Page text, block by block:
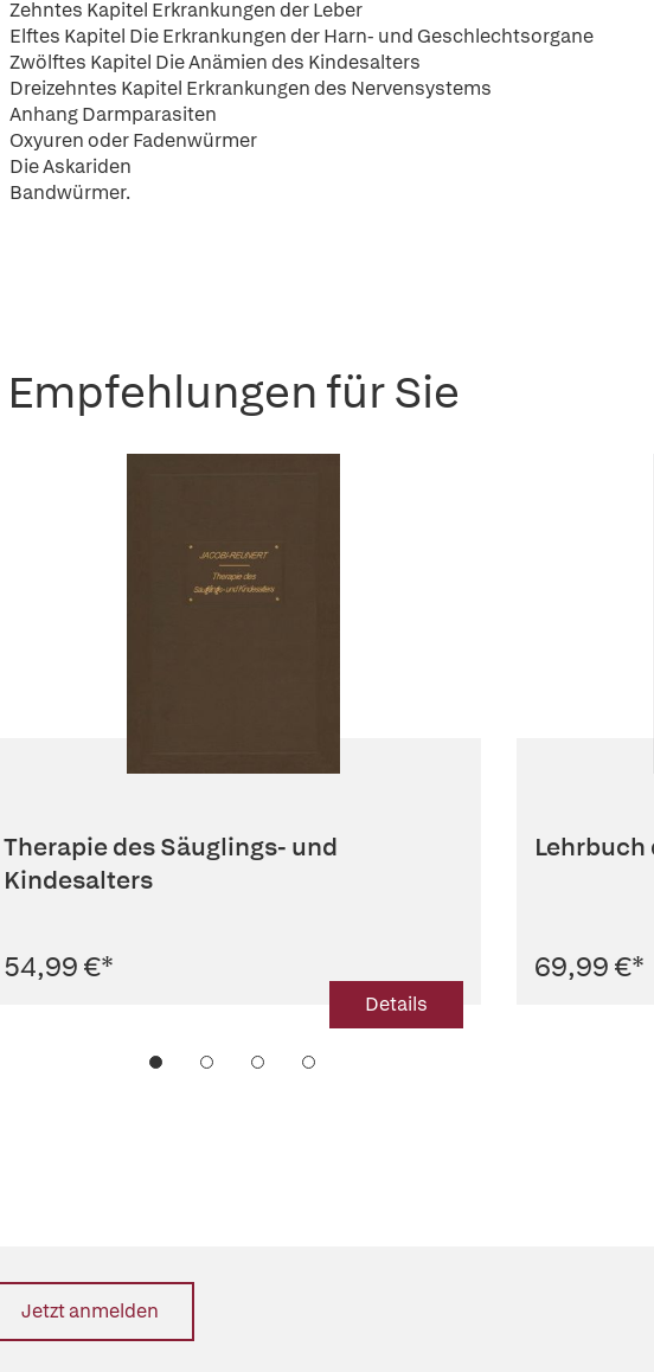
Zehntes Kapitel Erkrankungen der Leber
Elftes Kapitel Die Erkrankungen der Harn- und Geschlechtsorgane
Zwölftes Kapitel Die Anämien des Kindesalters
Dreizehntes Kapitel Erkrankungen des Nervensystems
Anhang Darmparasiten
Oxyuren oder Fadenwürmer
Die Askariden
Bandwürmer.
Empfehlungen für Sie
Therapie des Säuglings- und
Kindesalters
54,99 €*
Details
69,99 €*
Jetzt anmelden